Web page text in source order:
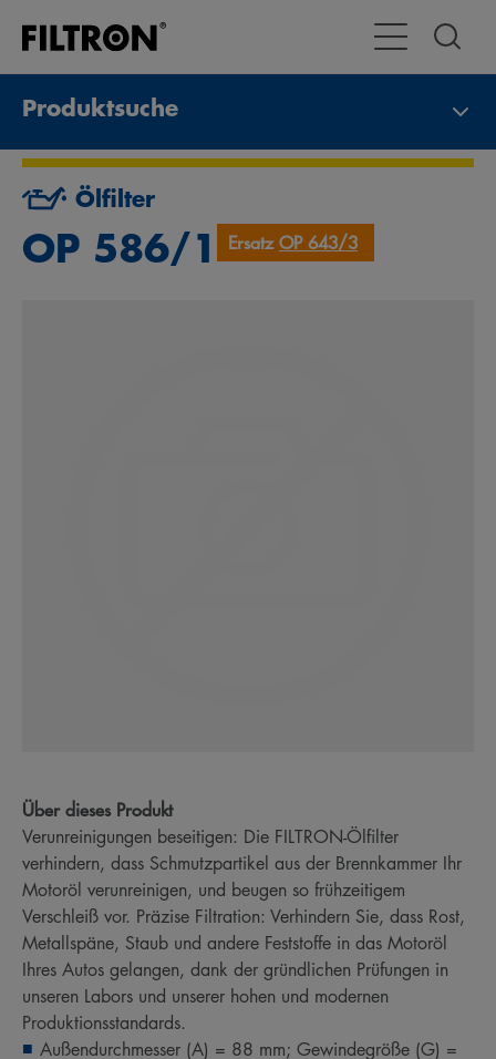
Toggle
Produktsuche
Ölfilter
OP 586/1 ErsatzOP 643/3
Über dieses Produkt
Verunreinigungen beseitigen: Die FILTRON-Ölfilter
verhindern, dass Schmutzpartikel aus der Brennkammer Ihr
Motoröl verunreinigen, und beugen so frühzeitigem
Verschleiß vor. Präzise Filtration: Verhindern Sie, dass Rost,
Metallspäne, Staub und andere Feststoffe in das Motoröl
Ihres Autos gelangen, dank der gründlichen Prüfungen in
unseren Labors und unserer hohen und modernen
Produktionsstandards.
Außendurchmesser (A) = 88 mm; Gewindegröße (G) =